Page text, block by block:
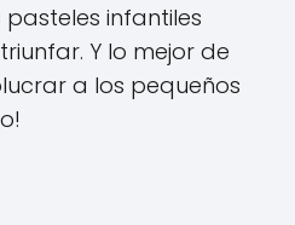
infantiles
Y lo mejor de
a los pequeños